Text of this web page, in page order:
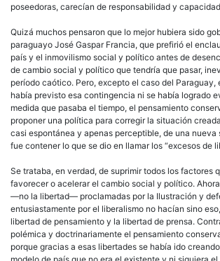
poseedoras, carecían de responsabilidad y
Quizá muchos pensaron que lo mejor hubiera sido
paraguayo José Gaspar Francia, que prefirió el
país y el inmovilismo social y político antes de
de cambio social y político que tendría que pasar,
período caótico. Pero, excepto el caso del Paraguay,
había previsto esa contingencia ni se había logrado
medida que pasaba el tiempo, el pensamiento
proponer una política para corregir la situación
casi espontánea y apenas perceptible, de una nueva
fue contener lo que se dio en llamar los “excesos de
Se trataba, en verdad, de suprimir todos los factores
favorecer o acelerar el cambio social y político.
—no la libertad— proclamadas por la Ilustración y
entusiastamente por el liberalismo no hacían sino
libertad de pensamiento y la libertad de prensa.
polémica y doctrinariamente el pensamiento
porque gracias a esas libertades se había ido